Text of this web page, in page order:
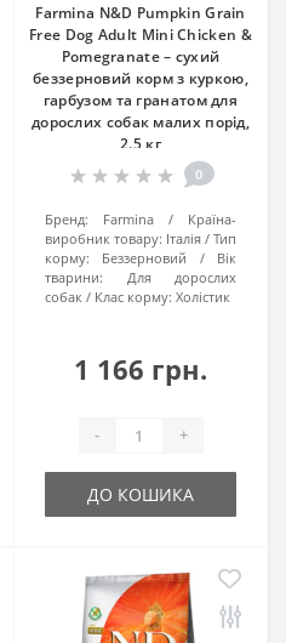
Farmina N&D Pumpkin Grain
Free Dog Adult Mini Chicken &
Pomegranate – сухий
беззерновий корм з куркою,
гарбузом та гранатом для
дорослих собак малих порід,
2.5 кг
0
Бренд: Farmina
Країна-
виробник товару: Італія
Тип
корму:
Беззерновий
Вік
тварини:
Для дорослих
собак
Клас корму: Холістик
1 166 грн.
- +
ДО КОШИКА